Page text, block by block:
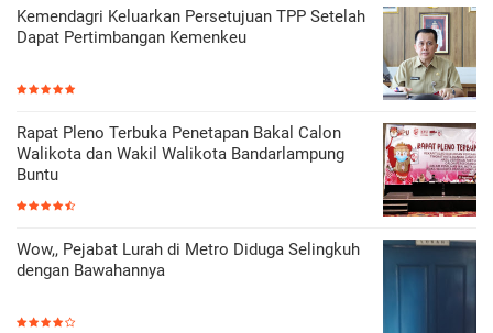
Kemendagri Keluarkan Persetujuan TPP Setelah
Dapat Pertimbangan Kemenkeu
Rapat Pleno Terbuka Penetapan Bakal Calon
Walikota dan Wakil Walikota Bandarlampung
Buntu
Wow,, Pejabat Lurah di Metro Diduga Selingkuh
dengan Bawahannya